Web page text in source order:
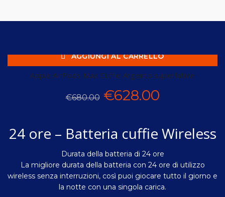
-8%
AGGIUNGI AL CARRELLO
Apple AirPods Max Cuffie Argento superlative
€680.00 Il
originale
era:
€680.00.
€628.00Il
attuale
è:
€628.00.
24 ore – Batteria cuffie Wireless
Durata della batteria di 24 ore
La migliore durata della batteria con 24 ore di utilizzo
wireless senza interruzioni, così puoi giocare tutto il giorno e
la notte con una singola carica.